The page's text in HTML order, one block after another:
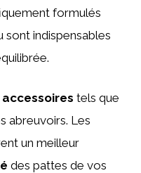
formulés
sont indispensables
accessoires tels que
abreuvoirs. Les
un meilleur
des pattes de vos